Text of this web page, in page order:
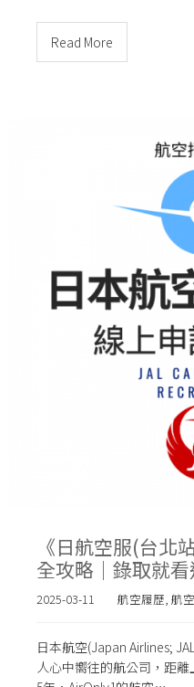
Read More
《日航空服(台北
全攻略｜錄取就看
2025-03-11 航空履歷, 航
日本航空(Japan Airlines;
人心中嚮往的航公司，距